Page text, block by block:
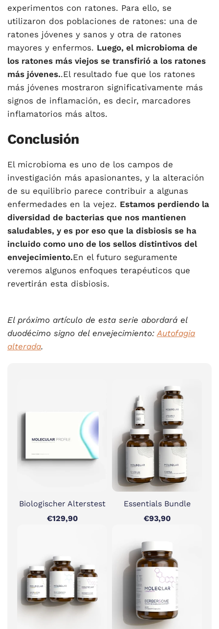
experimentos con ratones. Para ello, se
utilizaron dos poblaciones de ratones: una de
ratones jóvenes y sanos y otra de ratones
mayores y enfermos. Luego, el microbioma de
los ratones más viejos se transfirió a los ratones
más jóvenes..El resultado fue que los ratones
más jóvenes mostraron significativamente más
signos de inflamación, es decir, marcadores
inflamatorios más altos.
Conclusión
El microbioma es uno de los campos de
investigación más apasionantes, y la alteración
de su equilibrio parece contribuir a algunas
enfermedades en la vejez. Estamos perdiendo la
diversidad de bacterias que nos mantienen
saludables, y es por eso que la disbiosis se ha
incluido como uno de los sellos distintivos del
envejecimiento.En el futuro seguramente
veremos algunos enfoques terapéuticos que
revertirán esta disbiosis.
El próximo artículo de esta serie abordará el
duodécimo signo del envejecimiento: Autofagia
alterada.
Biologischer Alterstest
€129,90
Essentials Bundle
€93,90